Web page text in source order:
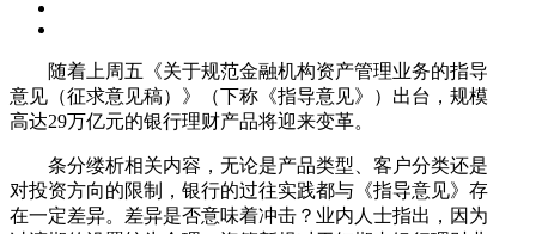
随着上周五《关于规范金融机构资产管理业务的指导
意见（征求意见稿）》（下称《指导意见》）出台，规模
高达29万亿元的银行理财产品将迎来变革。
条分缕析相关内容，无论是产品类型、客户分类还是
对投资方向的限制，银行的过往实践都与《指导意见》存
在一定差异。差异是否意味着冲击？业内人士指出，因为